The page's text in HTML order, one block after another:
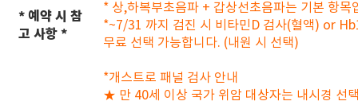
* 예약 시 참
고 사항 *
* 상,하복부초음파 + 갑상선초음파는 기본 항목
*~7/31 까지 검진 시 비타민D 검사(혈액) or
무료 선택 가능합니다. (내원 시 선택)
*개스트로 패널 검사 안내
★ 만 40세 이상 국가 위암 대상자는 내시경 선